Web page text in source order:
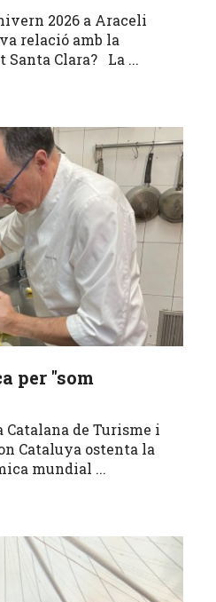
2026 a Araceli
relació amb la
Santa Clara? La ...
per "som
Catalana de Turisme i
Cataluya ostenta la
mundial ...